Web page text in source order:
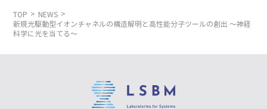
TOP
NEWS
新規光駆動型イオンチャネルの構造解明と高性能分子ツールの創出 ～神経
科学に光を当てる～